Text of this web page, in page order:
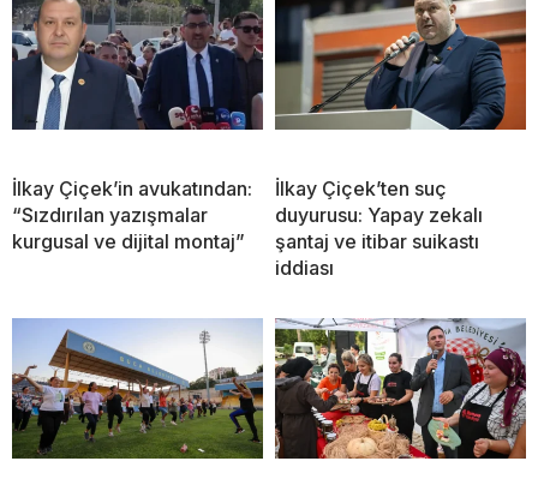
İlkay Çiçek’in avukatından:
“Sızdırılan yazışmalar
kurgusal ve dijital montaj”
İlkay Çiçek’ten suç
duyurusu: Yapay zekalı
şantaj ve itibar suikastı
iddiası